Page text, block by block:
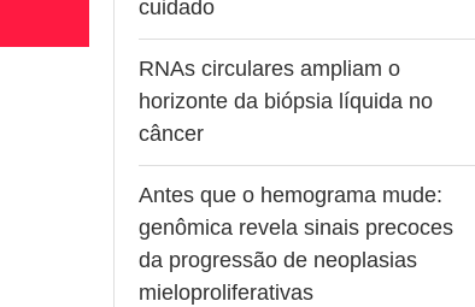
cuidado
RNAs circulares ampliam o
horizonte da biópsia líquida no
câncer
Antes que o hemograma mude:
genômica revela sinais precoces
da progressão de neoplasias
mieloproliferativas